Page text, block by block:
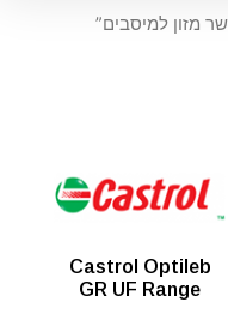
מזון למיסבים”
Castrol Optileb
GR UF Range